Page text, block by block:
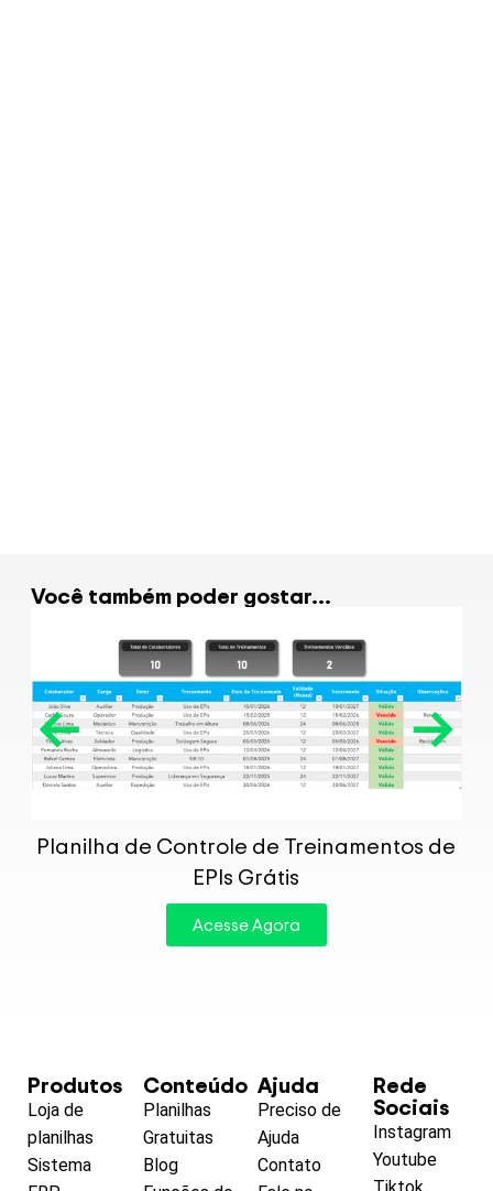
Você também poder gostar...
Planilha de Controle de Treinamentos de
EPIs Grátis
Acesse Agora
Produtos
Loja de
planilhas
Sistema
Conteúdo
Planilhas
Gratuitas
Blog
Ajuda
Preciso de
Ajuda
Contato
Rede
Sociais
Instagram
Youtube